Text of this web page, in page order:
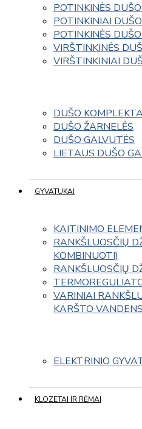
POTINKINĖS
POTINKINIAI
POTINKINĖS
VIRŠTINKINĖS
VIRŠTINKINIAI
DUŠO
DUŠO ŽARNELĖS
DUŠO GALVUTĖS
LIETAUS DUŠO
GYVATUKAI
KAITINIMO
RANKŠLUOSČIŲ
KOMBINUOTI)
RANKŠLUOSČIŲ
VARINIAI
KARŠTO
ELEKTRINIO
KLOZETAI IR RĖMAI